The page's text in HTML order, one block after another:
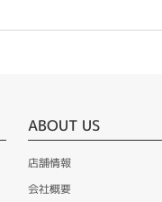
ABOUT US
店舗情報
会社概要